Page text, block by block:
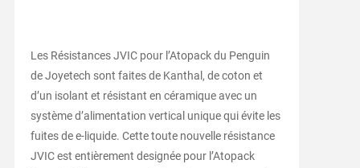
Les Résistances JVIC pour l’Atopack du Penguin
de Joyetech sont faites de Kanthal, de coton et
d’un isolant et résistant en céramique avec un
système d’alimentation vertical unique qui évite les
fuites de e-liquide. Cette toute nouvelle résistance
JVIC est entièrement designée pour l’Atopack